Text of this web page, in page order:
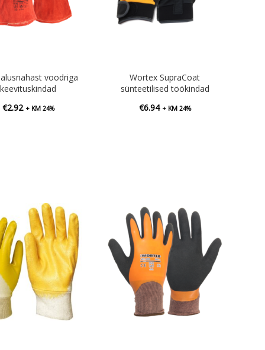
voodriga
keevituskindad
€2.92 + KM 24%
Wortex SupraCoat
sünteetilised töökindad
€6.94 + KM 24%